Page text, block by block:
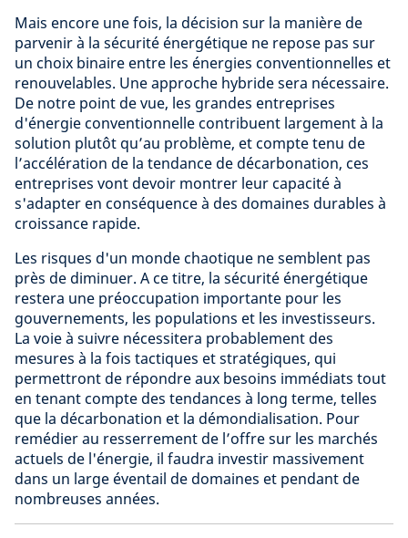
Mais encore une fois, la décision sur la manière de
parvenir à la sécurité énergétique ne repose pas sur
un choix binaire entre les énergies conventionnelles et
renouvelables. Une approche hybride sera nécessaire.
De notre point de vue, les grandes entreprises
d'énergie conventionnelle contribuent largement à la
solution plutôt qu’au problème, et compte tenu de
l’accélération de la tendance de décarbonation, ces
entreprises vont devoir montrer leur capacité à
s'adapter en conséquence à des domaines durables à
croissance rapide.
Les risques d'un monde chaotique ne semblent pas
près de diminuer. A ce titre, la sécurité énergétique
restera une préoccupation importante pour les
gouvernements, les populations et les investisseurs.
La voie à suivre nécessitera probablement des
mesures à la fois tactiques et stratégiques, qui
permettront de répondre aux besoins immédiats tout
en tenant compte des tendances à long terme, telles
que la décarbonation et la démondialisation. Pour
remédier au resserrement de l’offre sur les marchés
actuels de l'énergie, il faudra investir massivement
dans un large éventail de domaines et pendant de
nombreuses années.